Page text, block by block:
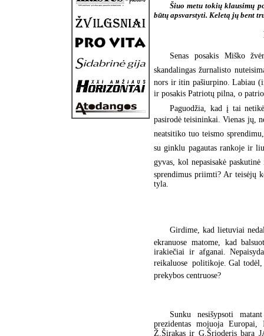
Šiuo metu tokių klausimų
būtų apsvarstyti. Keletą jų bent
Senas posakis Miško
skandalingas žurnalisto
nors ir itin pašiurpino. Labiau
ir posakis Patriotų pilna, o
Paguodžia, kad į tai
pasirodė teisininkai. Vienas jų,
neatsitiko tuo teismo
su ginklu pagautas rankoje ir
gyvas, kol nepasisakė
sprendimus priimti? Ar teisėjų
tyla.
Girdime, kad lietuviai
ekranuose matome, kad
irakiečiai ir afganai.
reikaluose  politikoje. Gal todėl,
prekybos centruose?
Sunku nesišypsoti
prezidentas mojuoja
Ž.Širakas ir G.Šrioderis bara